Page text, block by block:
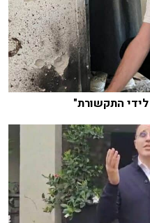
התקשורת"